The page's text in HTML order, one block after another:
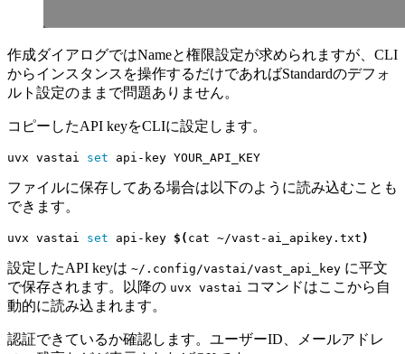
作成ダイアログではNameと権限設定が求められますが、CLI
からインスタンスを操作するだけであればStandardのデフォ
ルト設定のままで問題ありません。
コピーしたAPI keyをCLIに設定します。
uvx vastai set
ファイルに保存してある場合は以下のように読み込むことも
できます。
uvx vastai set api-key $( cat ~/vast-ai_apikey.txt )
設定したAPI keyは ~/.config/vastai/vast_api_key に平文
で保存されます。以降の uvx vastai コマンドはここから自
動的に読み込まれます。
認証できているか確認します。ユーザーID、メールアドレ